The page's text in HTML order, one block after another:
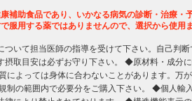
補助食品であり、いかなる病気の診断・治療・
服用する薬ではありませんので、選択から使用
いて担当医師の指導を受けて下さい。自己判
取目安は必ずお守り下さい。 ◆原材料・成分
よっては身体に合わないことがあります。万
の範囲内で必要分をご購入下さい。 ◆個人輸